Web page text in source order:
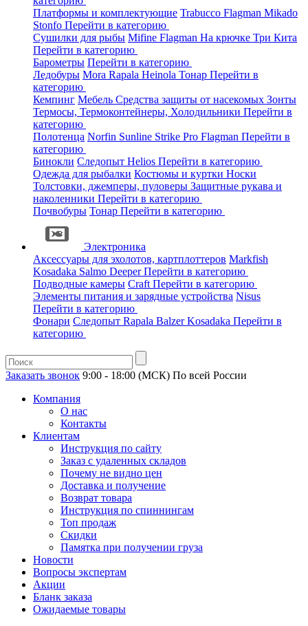
Платформы и комплектующие Trabucco Flagman Mikado
Stonfo Перейти в категорию
Сушилки для рыбы Mifine Flagman На крючке Три Кита
Перейти в категорию
Барометры Перейти в категорию
Ледобуры Mora Rapala Heinola Тонар Перейти в
категорию
Кемпинг Мебель Средства защиты от насекомых Зонты
Термосы, Термоконтейнеры, Холодильники Перейти в
категорию
Полотенца Norfin Sunline Strike Pro Flagman Перейти в
категорию
Бинокли Следопыт Helios Перейти в категорию
Одежда для рыбалки Костюмы и куртки Носки
Толстовки, джемперы, пуловеры Защитные рукава и
наколенники Перейти в категорию
Почвобуры Тонар Перейти в категорию
Электроника
Аксессуары для эхолотов, картплоттеров Markfish
Kosadaka Salmo DeeperПерейти в категорию
Подводные камеры Craft Перейти в категорию
Элементы питания и зарядные устройства Nisus
Перейти в категорию
Фонари Следопыт Rapala BalzerKosadaka Перейти в
категорию
Заказать звонок 9:00 - 18:00 (МСК) По всей России
Компания
О нас
Контакты
Клиентам
Инструкция по сайту
Заказ с удаленных складов
Почему не видно цен
Доставка и получение
Возврат товара
Инструкция по спиннингам
Топ продаж
Скидки
Памятка при получении груза
Новости
Вопросы экспертам
Акции
Бланк заказа
Ожидаемые товары